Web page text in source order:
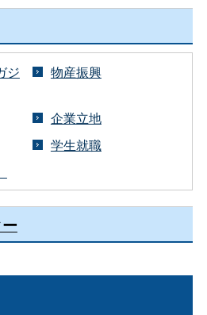
ジ
物産振興
企業立地
学生就職